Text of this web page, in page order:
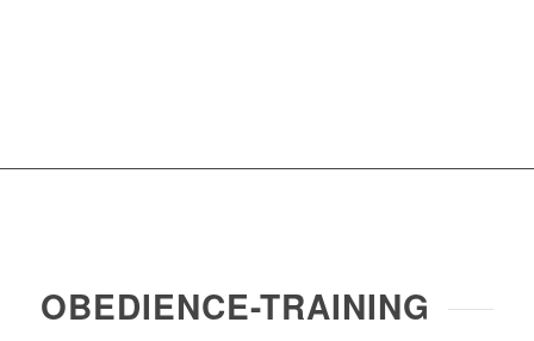
OBEDIENCE-TRAINING